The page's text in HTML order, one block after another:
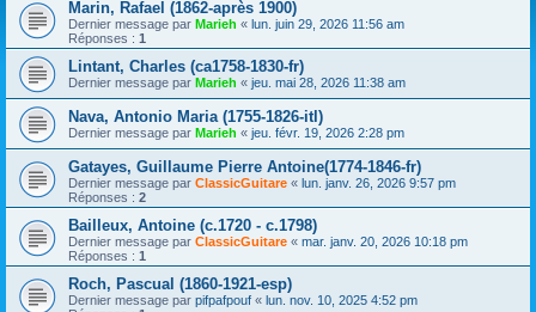
Marin, Rafael (1862-après 1900)
Dernier message par Marieh « lun. juin 29, 2026 11:56 am
Réponses : 1
Lintant, Charles (ca1758-1830-fr)
Dernier message par Marieh « jeu. mai 28, 2026 11:38 am
Nava, Antonio Maria (1755-1826-itl)
Dernier message par Marieh « jeu. févr. 19, 2026 2:28 pm
Gatayes, Guillaume Pierre Antoine(1774-1846-fr)
Dernier message par ClassicGuitare « lun. janv. 26, 2026 9:57 pm
Réponses : 2
Bailleux, Antoine (c.1720 - c.1798)
Dernier message par ClassicGuitare « mar. janv. 20, 2026 10:18 pm
Réponses : 1
Roch, Pascual (1860-1921-esp)
Dernier message par pifpafpouf « lun. nov. 10, 2025 4:52 pm